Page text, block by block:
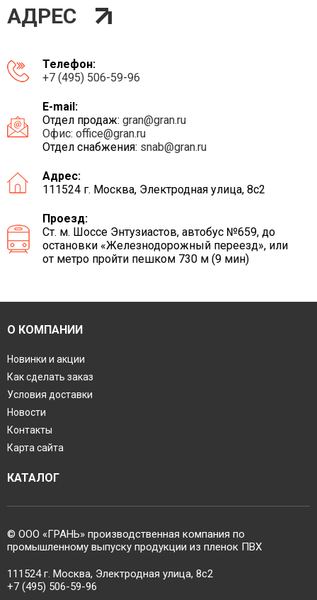
АДРЕС
Телефон:
+7 (495) 506-59-96
E-mail:
Отдел продаж: gran@gran.ru
Офис: office@gran.ru
Отдел снабжения: snab@gran.ru
Адрес:
111524 г. Москва, Электродная улица, 8с2
Проезд:
Ст. м. Шоссе Энтузиастов, автобус №659, до
остановки «Железнодорожный переезд», или
от метро пройти пешком 730 м (9 мин)
О КОМПАНИИ
Новинки и акции
Как сделать заказ
Условия доставки
Новости
Контакты
Карта сайта
КАТАЛОГ
© ООО «ГРАНЬ» производственная компания по
промышленному выпуску продукции из пленок ПВХ
111524 г. Москва, Электродная улица, 8с2
+7 (495) 506-59-96